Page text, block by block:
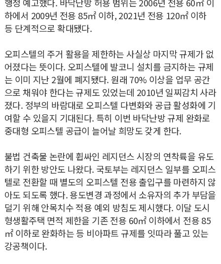
하에서 2009년 전용 85㎡ 이하, 2021년 전용 120㎡ 이하
등 단계적으로 확대됐다.
오피스텔의 주거 활용을 제한하는 사실상 마지막 규제가 없
어졌다는 뜻이다. 오피스텔에 발코니 설치를 금지하는 규제
는 이미 지난 2월에 폐지됐다. 원래 70% 이상을 업무 공간
으로 채워야 한다는 규제도 있었는데 2010년 일찌감치 사라
졌다. 정부의 바람대로 오피스텔 다변화와 공급 활성화에 기
여할 수 있을지 기대된다. 특히 이번 바닥난방 규제 완화로
중대형 오피스텔 공급이 늘어날 희망도 갖게 한다.
불법 건축물 논란에 휩싸인 레지던스 시장의 연착륙을 유도
하기 위한 방안도 나왔다. 국토부는 레지던스 일부를 오피스
텔로 전환할 때 별도의 오피스텔 전용 출입구를 마련하지 않
아도 되도록 했다. 용도변경 과정에서 소유자의 추가 부담을
덜기 위해 안목치수 적용 예외 방침도 제시했다. 이달 도시
형생활주택 면적 제한을 기존 전용 60㎡ 이하에서 전용 85
㎡ 이하로 완화하는 등 비아파트 규제를 잇따라 풀고 있는
강공책이다.